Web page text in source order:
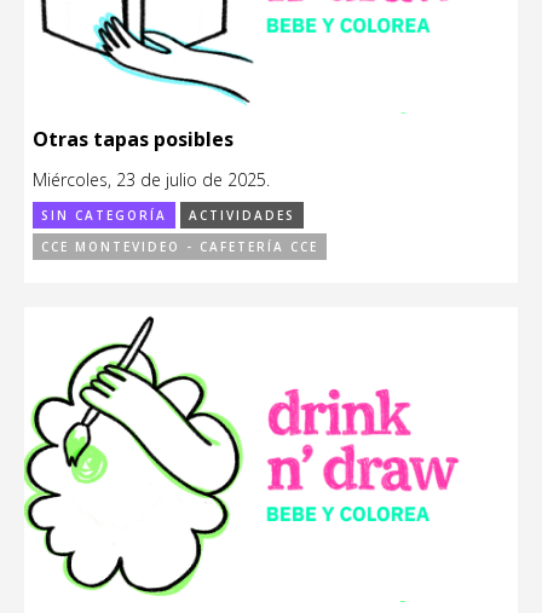
Otras tapas posibles
Miércoles, 23 de julio de 2025.
SIN CATEGORÍA
ACTIVIDADES
CCE MONTEVIDEO - CAFETERÍA CCE